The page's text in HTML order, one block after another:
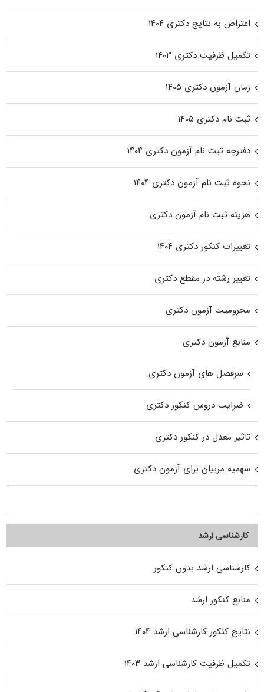
اعتراض به نتایج دکتری ۱۴۰۴
تکمیل ظرفیت دکتری ۱۴۰۳
زمان آزمون دکتری ۱۴۰۵
ثبت نام دکتری ۱۴۰۵
دفترچه ثبت نام آزمون دکتری ۱۴۰۴
نحوه ثبت نام آزمون دکتری ۱۴۰۴
هزینه ثبت نام آزمون دکتری
تغییرات کنکور دکتری ۱۴۰۴
تغییر رشته در مقطع دکتری
محرومیت آزمون دکتری
منابع آزمون دکتری
سرفصل های آزمون دکتری
ضرایب دروس کنکور دکتری
تاثیر معدل در کنکور دکتری
سهمیه مربیان برای آزمون دکتری
کارشناسی ارشد
کارشناسی ارشد بدون کنکور
منابع کنکور ارشد
نتایج کنکور کارشناسی ارشد ۱۴۰۴
تکمیل ظرفیت کارشناسی ارشد ۱۴۰۳